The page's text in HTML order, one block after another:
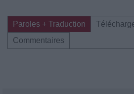
Paroles + Traduction
Commentaires